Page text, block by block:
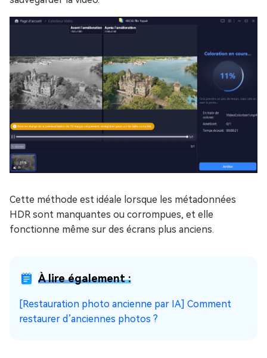
Cette méthode est idéale lorsque les métadonnées
HDR sont manquantes ou corrompues, et elle
fonctionne même sur des écrans plus anciens.
À lire également :
[Restauration photo ancienne par IA] Comment
restaurer d’anciennes photos ?